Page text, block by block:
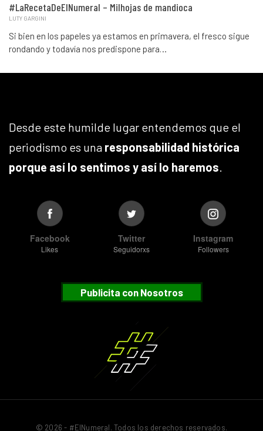
#LaRecetaDeElNumeral – Milhojas de mandioca
LUTY GARGINI
Si bien en los papeles ya estamos en primavera, el fresco sigue
rondando y todavía nos predispone para…
Desde este humilde lugar entendemos que el
periodismo es una responsabilidad histórica
porque así lo sentimos y así lo haremos.
Facebook
Likes
Twitter
Seguidorxs
Instagram
Followers
Publicita con Nosotros
© 2026 - #ElNumeral. Todos los derechos reservados.